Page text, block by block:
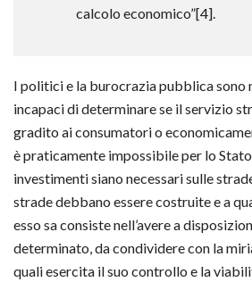
calcolo economico”[4].
I politici e la burocrazia pubblica sono
incapaci di determinare se il servizio
gradito ai consumatori o
è praticamente impossibile per lo
investimenti siano necessari sulle
strade debbano essere costruite e a
esso sa consiste nell’avere a
determinato, da condividere con la
quali esercita il suo controllo e la